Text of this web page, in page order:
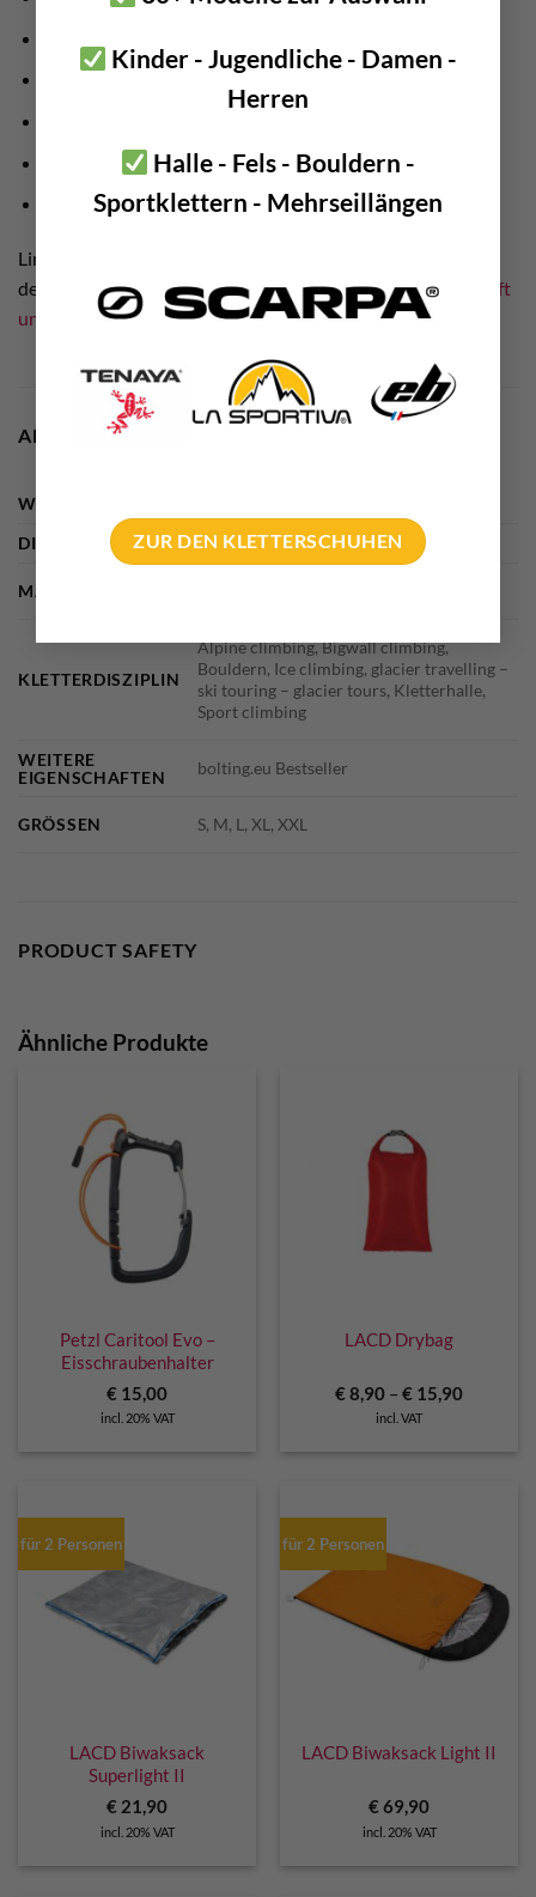
Kinder - Jugendliche - Damen -
Herren
Halle - Fels - Bouldern -
Sportklettern - Mehrseillängen
ZUR DEN KLETTERSCHUHEN
als Boulderhandschuh – um Finger warm zu halten
Eisklettern
Link Tipp: Entdecke mit deinen neuen Handschuhen einen
der schönsten Klettersteige Kärntens: denKlettersteig “Luft
unter den Sohlen” am Millstätter See
ADDITIONAL INFORMATION
WEIGHT
DIMENSIONS
N/A
MARKE
KLETTERDISZIPLIN
Alpine climbing, Bigwall climbing,
Bouldern, Ice climbing, glacier travelling –
ski touring – glacier tours, Kletterhalle,
Sport climbing
WEITERE
EIGENSCHAFTEN
bolting.eu Bestseller
GRÖSSEN S, M, L, XL, XXL
PRODUCT SAFETY
Ähnliche Produkte
Petzl Caritool Evo –
Eisschraubenhalter
€ 15,00
incl. 20% VAT
LACD Drybag
€ 8,90 – € 15,90
incl. VAT
für 2 Personen
LACD Biwaksack
Superlight II
€ 21,90
incl. 20% VAT
für 2 Personen
LACD Biwaksack Light II
€69,90
incl. 20% VAT